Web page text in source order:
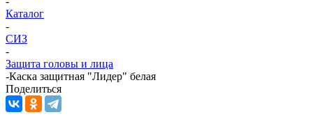
Каталог
-
СИЗ
-
Защита головы и лица
-Каска защитная "Лидер" белая
Поделиться